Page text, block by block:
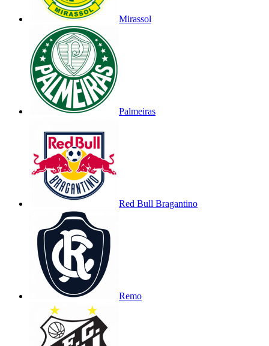
Mirassol
Palmeiras
Red Bull Bragantino
Remo